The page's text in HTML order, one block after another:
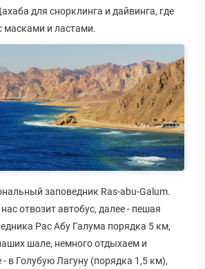
для снорклинга и дайвинга, где
и ластами.
заповедник Ras-abu-Galum.
отвозит автобус, далее - пешая
Рас Абу Галума порядка 5 км,
шале, немного отдыхаем и
в Голубую Лагуну (порядка 1,5 км),